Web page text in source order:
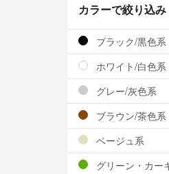
カラーで絞り込み
ブラック/黒色系
ホワイト/白色系
グレー/灰色系
ブラウン/茶色系
ベージュ系
グリーン・カー